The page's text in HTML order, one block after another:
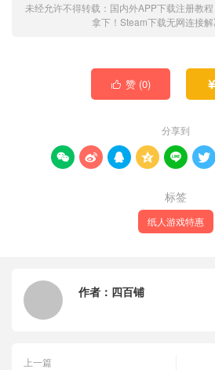
未经允许不得转载： 国内外APP下载注册教程
拿下！Steam下载无网连接解
 赞 (0) 
分享到
     
标签
纸人游戏特惠
作者： 四百铺
上一篇